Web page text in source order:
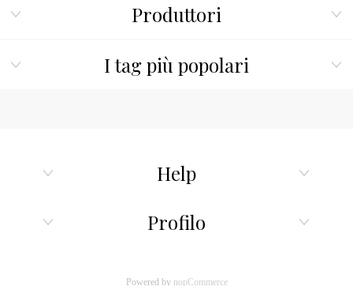
Produttori
I tag più popolari
Help
Profilo
Powered by nopCommerce